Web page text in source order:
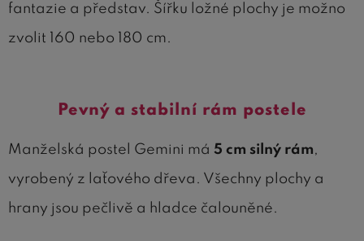
fantazie a představ. Šířku ložné plochy je možno
zvolit 160 nebo 180 cm.
Pevný a stabilní rám postele
Manželská postel Gemini má 5 cm silný rám,
vyrobený z laťového dřeva. Všechny plochy a
hrany jsou pečlivě a hladce čalouněné.